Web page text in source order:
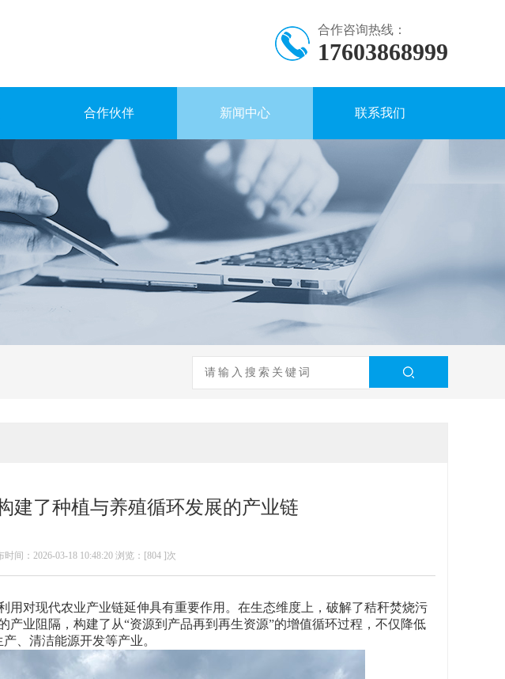
合作咨询热线：
17603868999
合作伙伴 新闻中心 联系我们
建了种植与养殖循环发展的产业链
时间：2026-03-18 10:48:20 浏览：[804 ]次
用对现代农业产业链延伸具有重要作用。在生态维度上，破解了秸秆焚烧污
产业阻隔，构建了从“资源到产品再到再生资源”的增值循环过程，不仅降低
、清洁能源开发等产业。